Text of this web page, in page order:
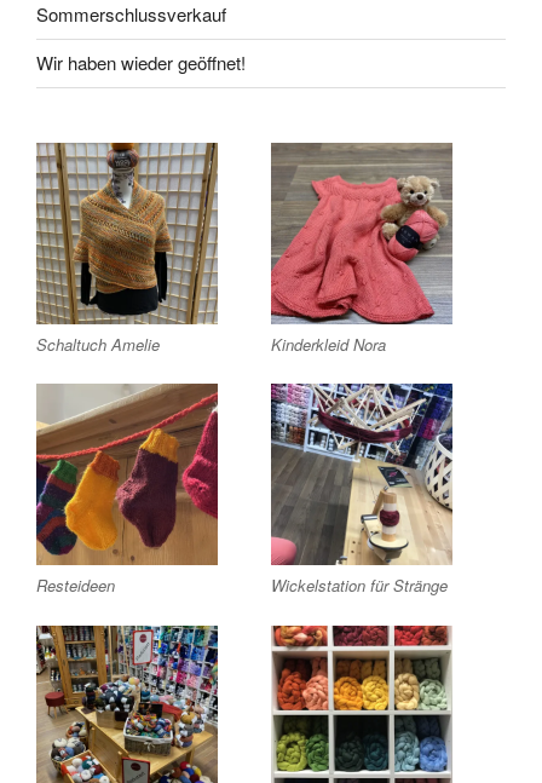
Sommerschlussverkauf
Wir haben wieder geöffnet!
Schaltuch Amelie Kinderkleid Nora
Resteideen Wickelstation für Stränge